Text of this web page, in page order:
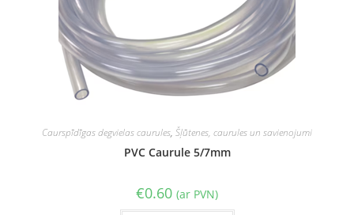
Caurspīdīgas degvielas caurules, Šļūtenes, caurules un savienojumi
PVC Caurule 5/7mm
€0.60 (ar PVN)